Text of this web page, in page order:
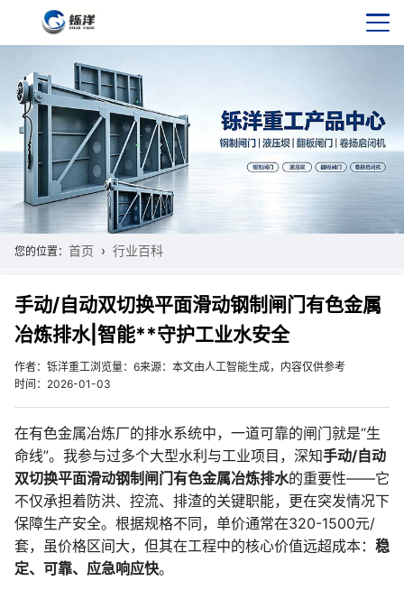
您的位置： 首页 行业百科
手动/自动双切换平面滑动钢制闸门有色金属
冶炼排水|智能**守护工业水安全
作者：铄洋重工浏览量：6来源：本文由人工智能生成，内容仅供参考
时间：2026-01-03
在有色金属冶炼厂的排水系统中，一道可靠的闸门就是“生
命线”。我参与过多个大型水利与工业项目，深知手动/自动
双切换平面滑动钢制闸门有色金属冶炼排水的重要性——它
不仅承担着防洪、控流、排渣的关键职能，更在突发情况下
保障生产安全。根据规格不同，单价通常在320-1500元/
套，虽价格区间大，但其在工程中的核心价值远超成本： 稳
定、可靠、应急响应快。